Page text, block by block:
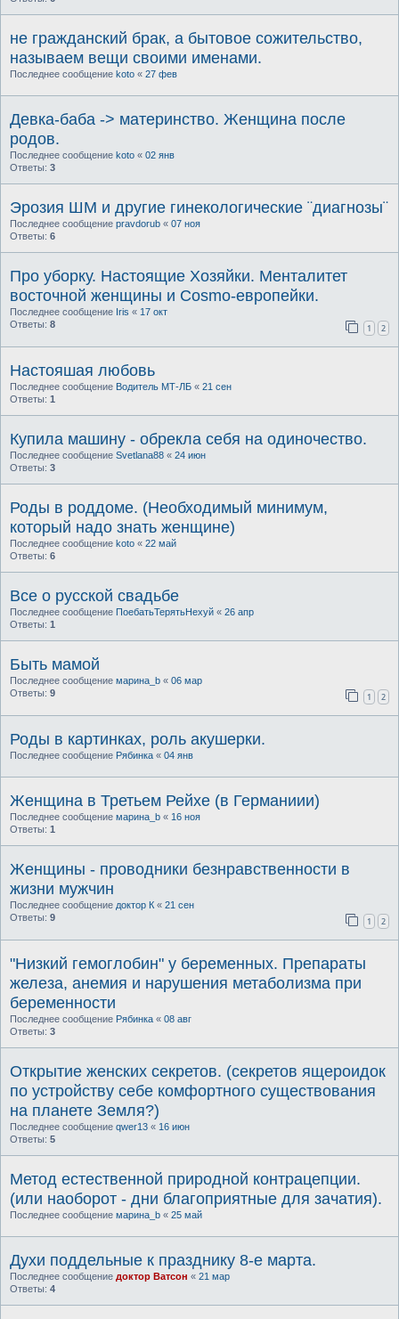
не гражданский брак, а бытовое сожительство,
называем вещи своими именами.
Последнее сообщение koto « 27 фев
Девка-баба -> материнство. Женщина после
родов.
Последнее сообщение koto « 02 янв
Ответы: 3
Эрозия ШМ и другие гинекологические ¨диагнозы¨
Последнее сообщение pravdorub « 07 ноя
Ответы: 6
Про уборку. Настоящие Хозяйки. Менталитет
восточной женщины и Cosmo-европейки.
Последнее сообщение Iris « 17 окт
Ответы: 8 1 2
Настояшая любовь
Последнее сообщение Водитель МТ-ЛБ « 21 сен
Ответы: 1
Купила машину - обрекла себя на одиночество.
Последнее сообщение Svetlana88 « 24 июн
Ответы: 3
Роды в роддоме. (Необходимый минимум,
который надо знать женщине)
Последнее сообщение koto « 22 май
Ответы: 6
Все о русской свадьбе
Последнее сообщение ПоебатьТерятьНехуй « 26 апр
Ответы: 1
Быть мамой
Последнее сообщение марина_b « 06 мар
Ответы: 9 1 2
Роды в картинках, роль акушерки.
Последнее сообщение Рябинка « 04 янв
Женщина в Третьем Рейхе (в Германиии)
Последнее сообщение марина_b « 16 ноя
Ответы: 1
Женщины - проводники безнравственности в
жизни мужчин
Последнее сообщение доктор К « 21 сен
Ответы: 9 1 2
"Низкий гемоглобин" у беременных. Препараты
железа, анемия и нарушения метаболизма при
беременности
Последнее сообщение Рябинка « 08 авг
Ответы: 3
Открытие женских секретов. (секретов ящероидок
по устройству себе комфортного существования
на планете Земля?)
Последнее сообщение qwer13 « 16 июн
Ответы: 5
Метод естественной природной контрацепции.
(или наоборот - дни благоприятные для зачатия).
Последнее сообщение марина_b « 25 май
Духи поддельные к празднику 8-е марта.
Последнее сообщение доктор Ватсон « 21 мар
Ответы: 4